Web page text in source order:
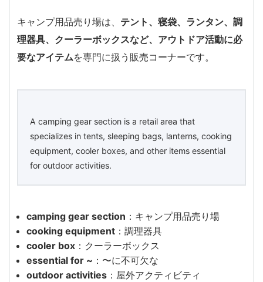
キャンプ用品売り場は、 テント、寝袋、ランタン、調
理器具、クーラーボックスなど、アウトドア活動に必
要なアイテムを専門に扱う販売コーナーです。
A camping gear section is a retail area that
specializes in tents, sleeping bags, lanterns, cooking
equipment, cooler boxes, and other items essential
for outdoor activities.
camping gear section ：キャンプ用品売り場
cooking equipment ：調理器具
cooler box ：クーラーボックス
essential for ~ ：〜に不可欠な
outdoor activities ：屋外アクティビティ